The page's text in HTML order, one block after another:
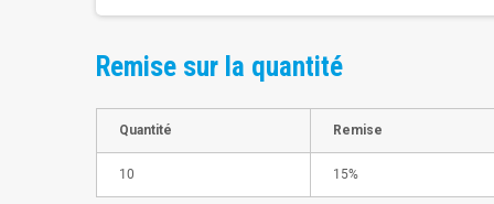
Remise sur la quantité
Quantité Remise
10 15%